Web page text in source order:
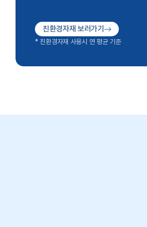
친환경자재 보러가기
* 친환경자재 사용시 연 평균 기준